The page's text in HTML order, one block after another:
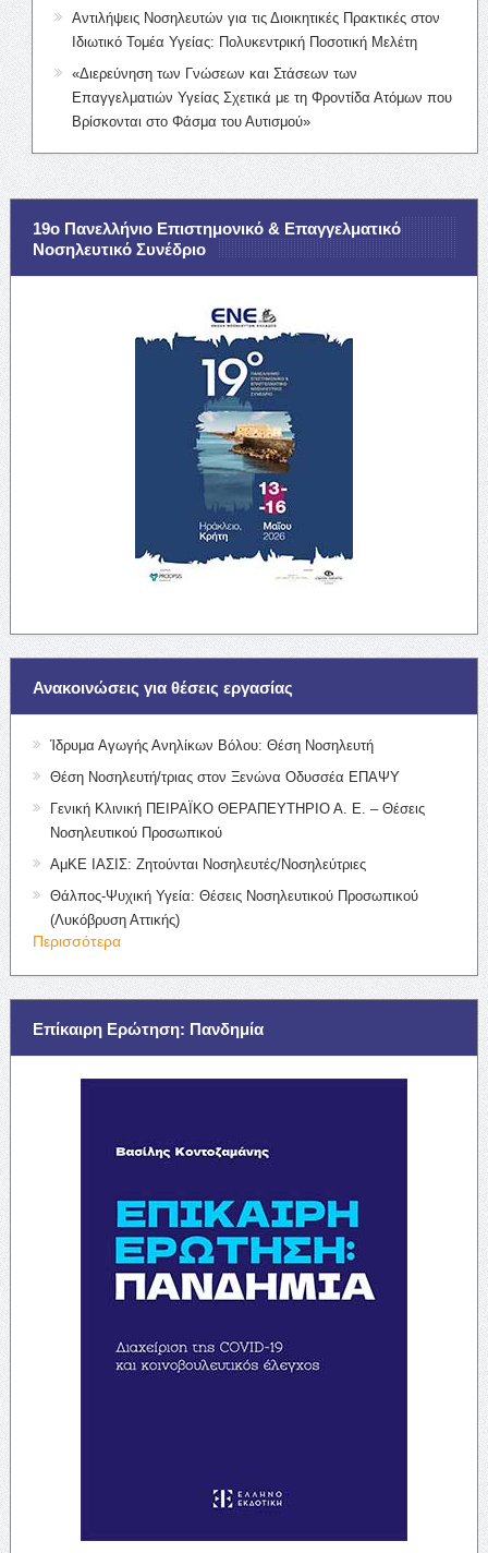
Αντιλήψεις Νοσηλευτών για τις Διοικητικές Πρακτικές στον
Ιδιωτικό Τομέα Υγείας: Πολυκεντρική Ποσοτική Μελέτη
«Διερεύνηση των Γνώσεων και Στάσεων των
Επαγγελματιών Υγείας Σχετικά με τη Φροντίδα Ατόμων που
Βρίσκονται στο Φάσμα του Αυτισμού»
19ο Πανελλήνιο Επιστημονικό & Επαγγελματικό
Νοσηλευτικό Συνέδριο
Ανακοινώσεις για θέσεις εργασίας
Ίδρυμα Αγωγής Ανηλίκων Βόλου: Θέση Νοσηλευτή
Θέση Νοσηλευτή/τριας στον Ξενώνα Οδυσσέα ΕΠΑΨΥ
Γενική Κλινική ΠΕΙΡΑΪΚΟ ΘΕΡΑΠΕΥΤΗΡΙΟ Α. Ε. – Θέσεις
Νοσηλευτικού Προσωπικού
ΑμΚΕ ΙΑΣΙΣ: Ζητούνται Νοσηλευτές/Νοσηλεύτριες
Θάλπος-Ψυχική Υγεία: Θέσεις Νοσηλευτικού Προσωπικού
(Λυκόβρυση Αττικής)
Περισσότερα
Επίκαιρη Ερώτηση: Πανδημία